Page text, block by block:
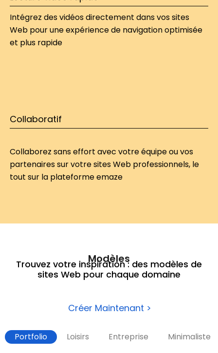
Intégrez des vidéos directement dans vos sites
Web pour une expérience de navigation optimisée
et plus rapide
Collaboratif
Collaborez sans effort avec votre équipe ou vos
partenaires sur votre sites Web professionnels, le
tout sur la plateforme emaze
Modèles
Trouvez votre inspiration : des modèles de
sites Web pour chaque domaine
Portfolio Loisirs Entreprise Minimaliste
Créer Maintenant >